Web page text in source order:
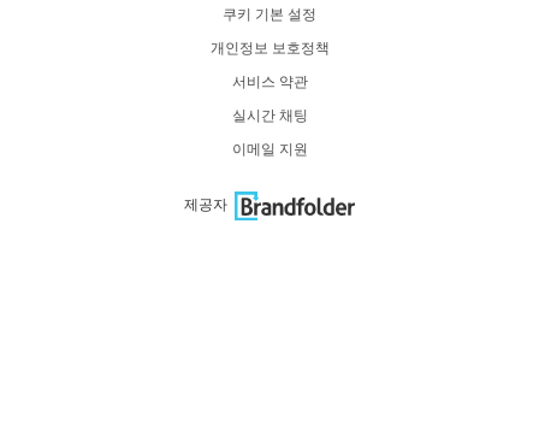
쿠키 기본 설정
개인정보 보호정책
서비스 약관
실시간 채팅
이메일 지원
제공자